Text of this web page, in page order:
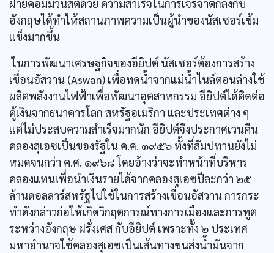
ฝ่ายคอมมิวนิสต์ด้วย ความสำเร็จในการเจรจาตกลงกับ
อังกฤษได้ทำให้สถานภาพความเป็นผู้นำของนัสเซอร์เข้ม
แข็งมากขึ้น
ในการพัฒนาเศรษฐกิจของอียิปต์ นัสเซอร์ต้องการสร้าง
เขื่อนอัสวาน (Aswan) เพื่อทดนํ้าจากแม่นํ้าไนล์ตอนล่างใช้
ผลิตพลังงานไฟฟ้าเพื่อพัฒนาอุตสาหกรรม อียิปต์ได้ติดต่อ
คู้เงินจากธนาคารโลก สหรัฐอเมริกา และประเทศต่าง ๆ
แต่ไม่ประสบความสำเร็จมากนัก อียิปต์จึงประกาศเวนคืน
คลองสุเอซเป็นของรัฐใน ค.ศ. ๑๙๕๖ ทั้งที่สัมปทานยังไม่
หมดจนกว่า ค.ศ. ๑๙๖๘ โดยอ้างว่าจะทำหน้าที่บริหาร
คลองแทนเพื่อนำเงินรายได้จากคลองสุเอซปีละกว่า ๒๕
ล้านดอลลาร์สหรัฐไปใช้ในการสร้างเขื่อนอัสวาน การกระ
ทำดังกล่าวก่อให้เกิดวิกฤตการณ์ทางการเมืองและการทูต
ระหว่างอังกฤษ ฝรั่งเศส กับอียิปต์ เพราะทั้ง ๒ ประเทศ
มหาอำนาจใช้คลองสุเอซเป็นเส้นทางขนส่งนํ้ามันจาก